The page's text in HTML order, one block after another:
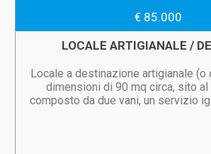
€ 85.000
LOCALE ARTIGIANALE /
Locale a destinazione artigianale
dimensioni di 90 mq circa, sito al
composto da due vani, un servizio